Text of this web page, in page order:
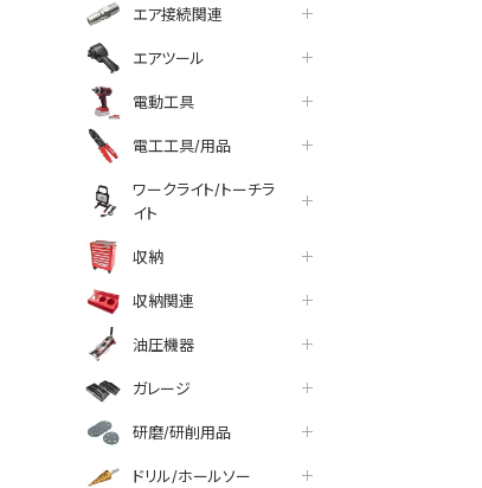
エア接続関連
エアツール
電動工具
電工工具/用品
ワークライト/トーチラ
イト
収納
収納関連
油圧機器
ガレージ
研磨/研削用品
ドリル/ホールソー